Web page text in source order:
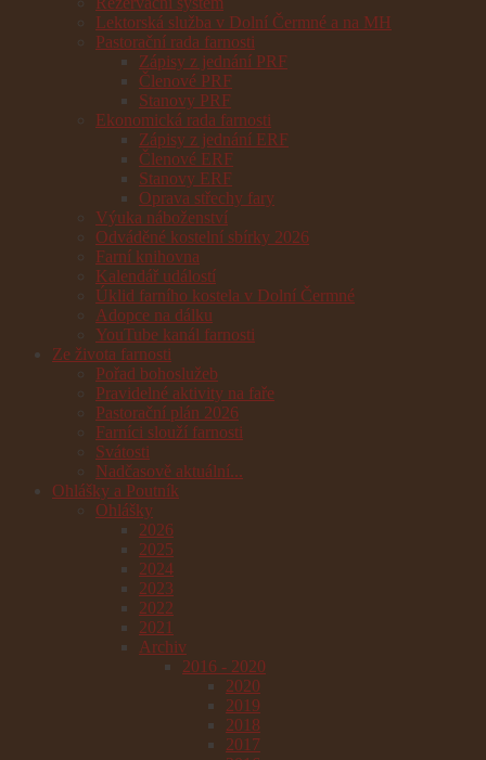
Lektorská služba v Dolní Čermné a na MH
Pastorační rada farnosti
Zápisy z jednání PRF
Členové PRF
Stanovy PRF
Ekonomická rada farnosti
Zápisy z jednání ERF
Členové ERF
Stanovy ERF
Oprava střechy fary
Výuka náboženství
Odváděné kostelní sbírky 2026
Farní knihovna
Kalendář událostí
Úklid farního kostela v Dolní Čermné
Adopce na dálku
YouTube kanál farnosti
Ze života farnosti
Pořad bohoslužeb
Pravidelné aktivity na faře
Pastorační plán 2026
Farníci slouží farnosti
Svátosti
Nadčasově aktuální...
Ohlášky a Poutník
Ohlášky
2026
2025
2024
2023
2022
2021
Archiv
2016 - 2020
2020
2019
2018
2017